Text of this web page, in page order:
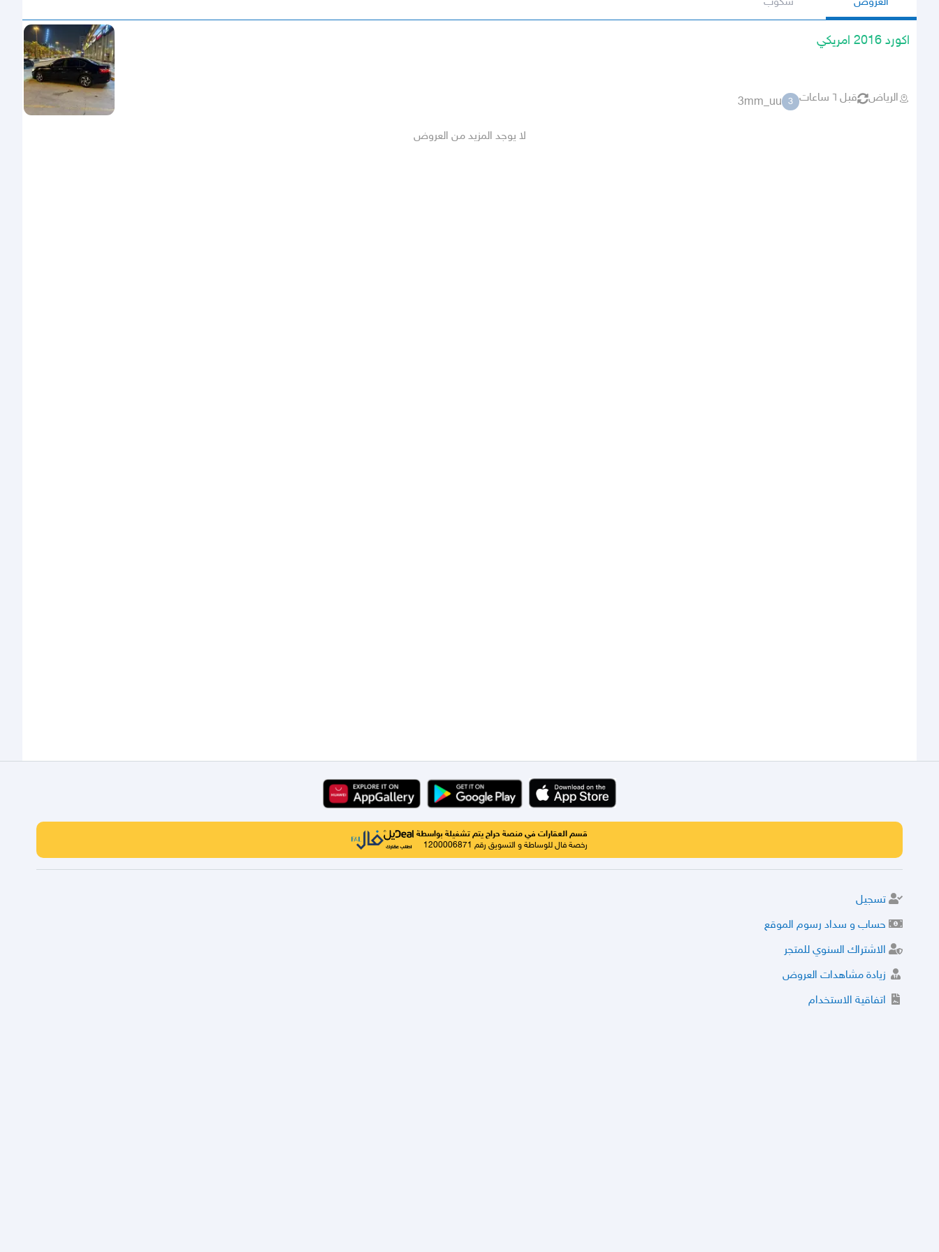
اكورد 2016 امريكي
الرياض قبل ٦ ساعات 3
3mm_uu
لا يوجد المزيد من العروض
قسم العقارات في منصة حراج يتم تشغيلة بواسطة
رخصة فال للوساطة و التسويق رقم 1200006871
تسجيل
حساب و سداد رسوم الموقع
الاشتراك السنوي للمتجر
زيادة مشاهدات العروض
اتفاقية الاستخدام